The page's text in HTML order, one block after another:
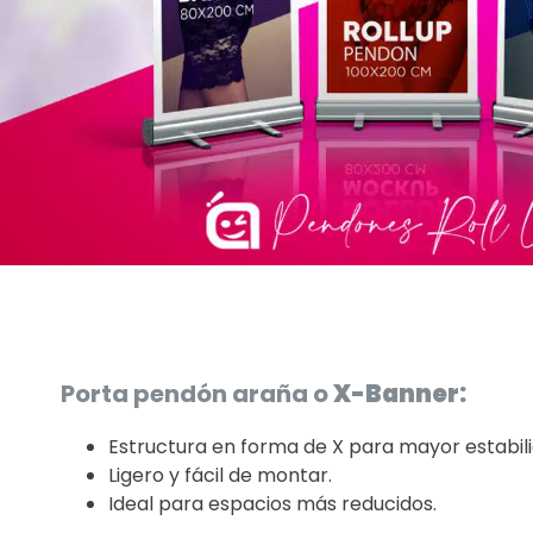
Porta pendón araña oX-Banner:
Estructura en forma de X para mayor
Ligero y fácil de montar.
Ideal para espacios más reducidos.